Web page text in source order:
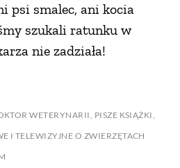
psi smalec, ani kocia
szukali ratunku w
nie zadziała!
WETERYNARII, PISZE KSIĄŻKI,
I TELEWIZYJNE O ZWIERZĘTACH